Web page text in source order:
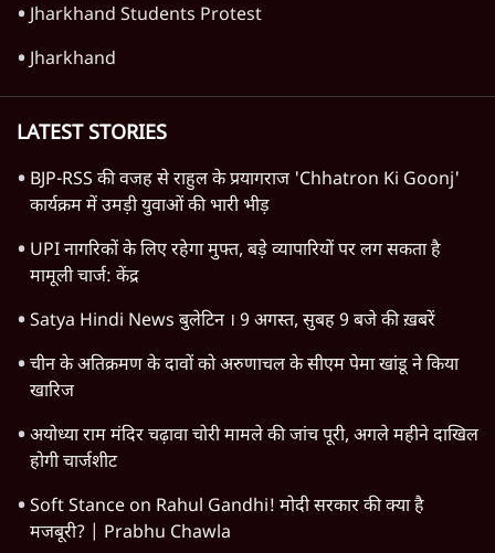
Jharkhand Students Protest
Jharkhand
LATEST STORIES
BJP-RSS की वजह से राहुल के प्रयागराज 'Chhatron Ki Goonj'
कार्यक्रम में उमड़ी युवाओं की भारी भीड़
UPI नागरिकों के लिए रहेगा मुफ्त, बड़े व्यापारियों पर लग सकता है
मामूली चार्ज: केंद्र
Satya Hindi News बुलेटिन । 9 अगस्त, सुबह 9 बजे की ख़बरें
चीन के अतिक्रमण के दावों को अरुणाचल के सीएम पेमा खांडू ने किया
खारिज
अयोध्या राम मंदिर चढ़ावा चोरी मामले की जांच पूरी, अगले महीने दाखिल
होगी चार्जशीट
Soft Stance on Rahul Gandhi! मोदी सरकार की क्या है
मजबूरी? | Prabhu Chawla